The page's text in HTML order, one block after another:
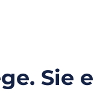
Sie